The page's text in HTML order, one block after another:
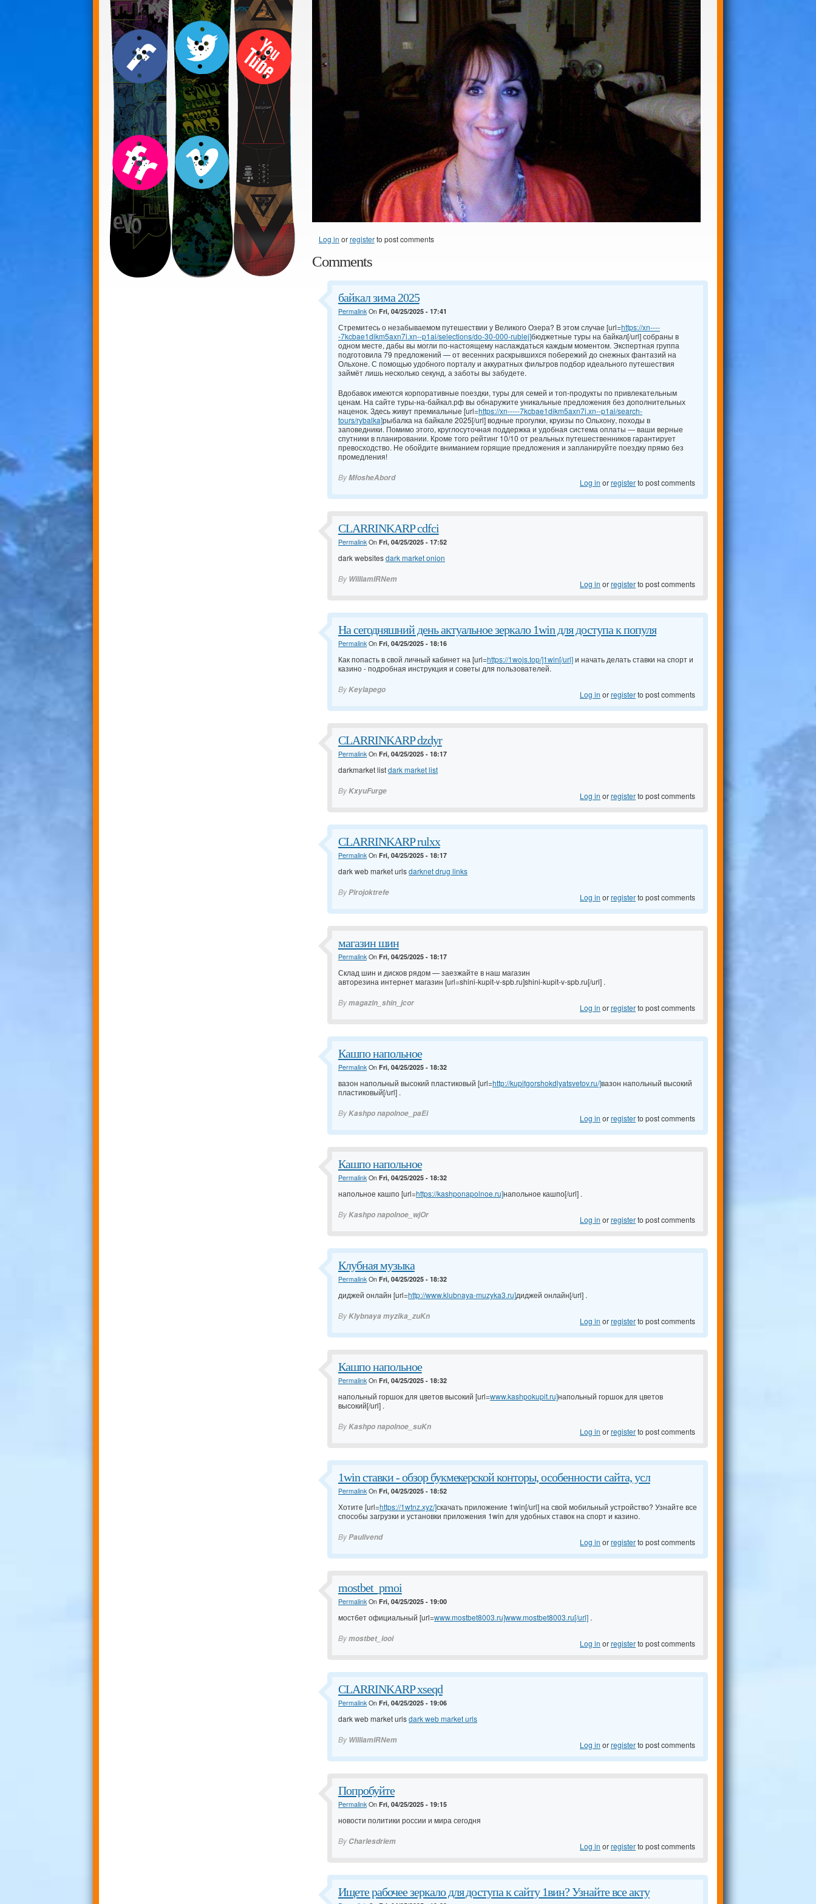
Log in orregisterto post comments
Comments
байкал зима 2025
PermalinkOn Fri, 04/25/2025 - 17:41
Стремитесь о незабываемом путешествии у Великого Озера? В этом случае [url=https://xn----
-7kcbae1dikm5axn7i.xn--p1ai/selections/do-30-000-rublej]бюджетные туры на байкал[/url] собраны в
одном месте, дабы вы могли по-настоящему наслаждаться каждым моментом. Экспертная группа
подготовила 79 предложений — от весенних раскрывшихся побережий до снежных фантазий на
Ольхоне. С помощью удобного порталу и аккуратных фильтров подбор идеального путешествия
займёт лишь несколько секунд, а заботы вы забудете.
Вдобавок имеются корпоративные поездки, туры для семей и топ-продукты по привлекательным
ценам. На сайте туры-на-байкал.рф вы обнаружите уникальные предложения без дополнительных
наценок. Здесь живут премиальные [url=https://xn-----7kcbae1dikm5axn7i.xn--p1ai/search-
tours/rybalka]рыбалка на байкале 2025[/url] водные прогулки, круизы по Ольхону, походы в
заповедники. Помимо этого, круглосуточная поддержка и удобная система оплаты — ваши верные
спутники в планировании. Кроме того рейтинг 10/10 от реальных путешественников гарантирует
превосходство. Не обойдите вниманием горящие предложения и запланируйте поездку прямо без
промедления!
ByMfosheAbord Log in orregisterto post comments
CLARRINKARP cdfci
PermalinkOn Fri, 04/25/2025 - 17:52
dark websitesdark market onion
By WilliamIRNem Log in orregisterto post comments
На сегодняшний день актуальное зеркало 1win для доступа к популя
PermalinkOn Fri, 04/25/2025 - 18:16
Как попасть в свой личный кабинет на [url=https://1wojs.top/]1win[/url]и начать делать ставки на спорт и
казино - подробная инструкция и советы для пользователей.
ByKeylapego Log in orregisterto post comments
CLARRINKARP dzdyr
PermalinkOn Fri, 04/25/2025 - 18:17
darkmarket listdark market list
ByKxyuFurge Log in orregisterto post comments
CLARRINKARP rulxx
PermalinkOn Fri, 04/25/2025 - 18:17
dark web market urlsdarknet drug links
ByPirojoktrefe Log in orregisterto post comments
магазин шин
PermalinkOn Fri, 04/25/2025 - 18:17
Склад шин и дисков рядом — заезжайте в наш магазин
авторезина интернет магазин [url=shini-kupit-v-spb.ru]shini-kupit-v-spb.ru[/url] .
Bymagazin_shin_jcor Log in orregisterto post comments
Кашпо напольное
PermalinkOn Fri, 04/25/2025 - 18:32
вазон напольный высокий пластиковый [url=http://kupitgorshokdlyatsvetov.ru/]вазон напольный высокий
пластиковый[/url] .
ByKashpo napolnoe_paEi Log in orregisterto post comments
Кашпо напольное
PermalinkOn Fri, 04/25/2025 - 18:32
напольное кашпо [url=https://kashponapolnoe.ru]напольное кашпо[/url] .
ByKashpo napolnoe_wjOr Log in orregisterto post comments
Клубная музыка
PermalinkOn Fri, 04/25/2025 - 18:32
диджей онлайн [url=http://www.klubnaya-muzyka3.ru]диджей онлайн[/url] .
ByKlybnaya myzika_zuKn Log in orregisterto post comments
Кашпо напольное
PermalinkOn Fri, 04/25/2025 - 18:32
напольный горшок для цветов высокий [url=www.kashpokupit.ru]напольный горшок для цветов
высокий[/url] .
ByKashpo napolnoe_suKn Log in orregisterto post comments
1win ставки - обзор букмекерской конторы, особенности сайта, усл
PermalinkOn Fri, 04/25/2025 - 18:52
Хотите [url=https://1wtnz.xyz/]скачать приложение 1win[/url] на свой мобильный устройство? Узнайте все
способы загрузки и установки приложения 1win для удобных ставок на спорт и казино.
ByPaulivend Log in orregisterto post comments
mostbet_pmoi
PermalinkOn Fri, 04/25/2025 - 19:00
мостбет официальный [url=www.mostbet8003.ru]www.mostbet8003.ru[/url] .
Bymostbet_iooi Log in orregisterto post comments
CLARRINKARP xseqd
PermalinkOn Fri, 04/25/2025 - 19:06
dark web market urlsdark web market urls
By WilliamIRNem Log in orregisterto post comments
Попробуйте
PermalinkOn Fri, 04/25/2025 - 19:15
новости политики россии и мира сегодня
By Charlesdriem Log in orregisterto post comments
Ищете рабочее зеркало для доступа к сайту 1вин? Узнайте все акту